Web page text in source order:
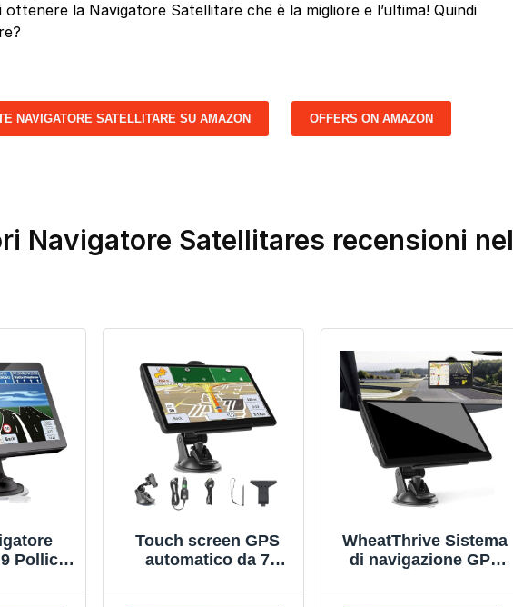
la Navigatore Satellitare che è la migliore e l’ultima! Quindi
NAVIGATORE SATELLITARE SU AMAZON OFFERS ON AMAZON
Navigatore Satellitares recensioni nel
Pollici
Touch screen GPS
automatico da 7
WheatThrive Sistema
di navigazione GPS